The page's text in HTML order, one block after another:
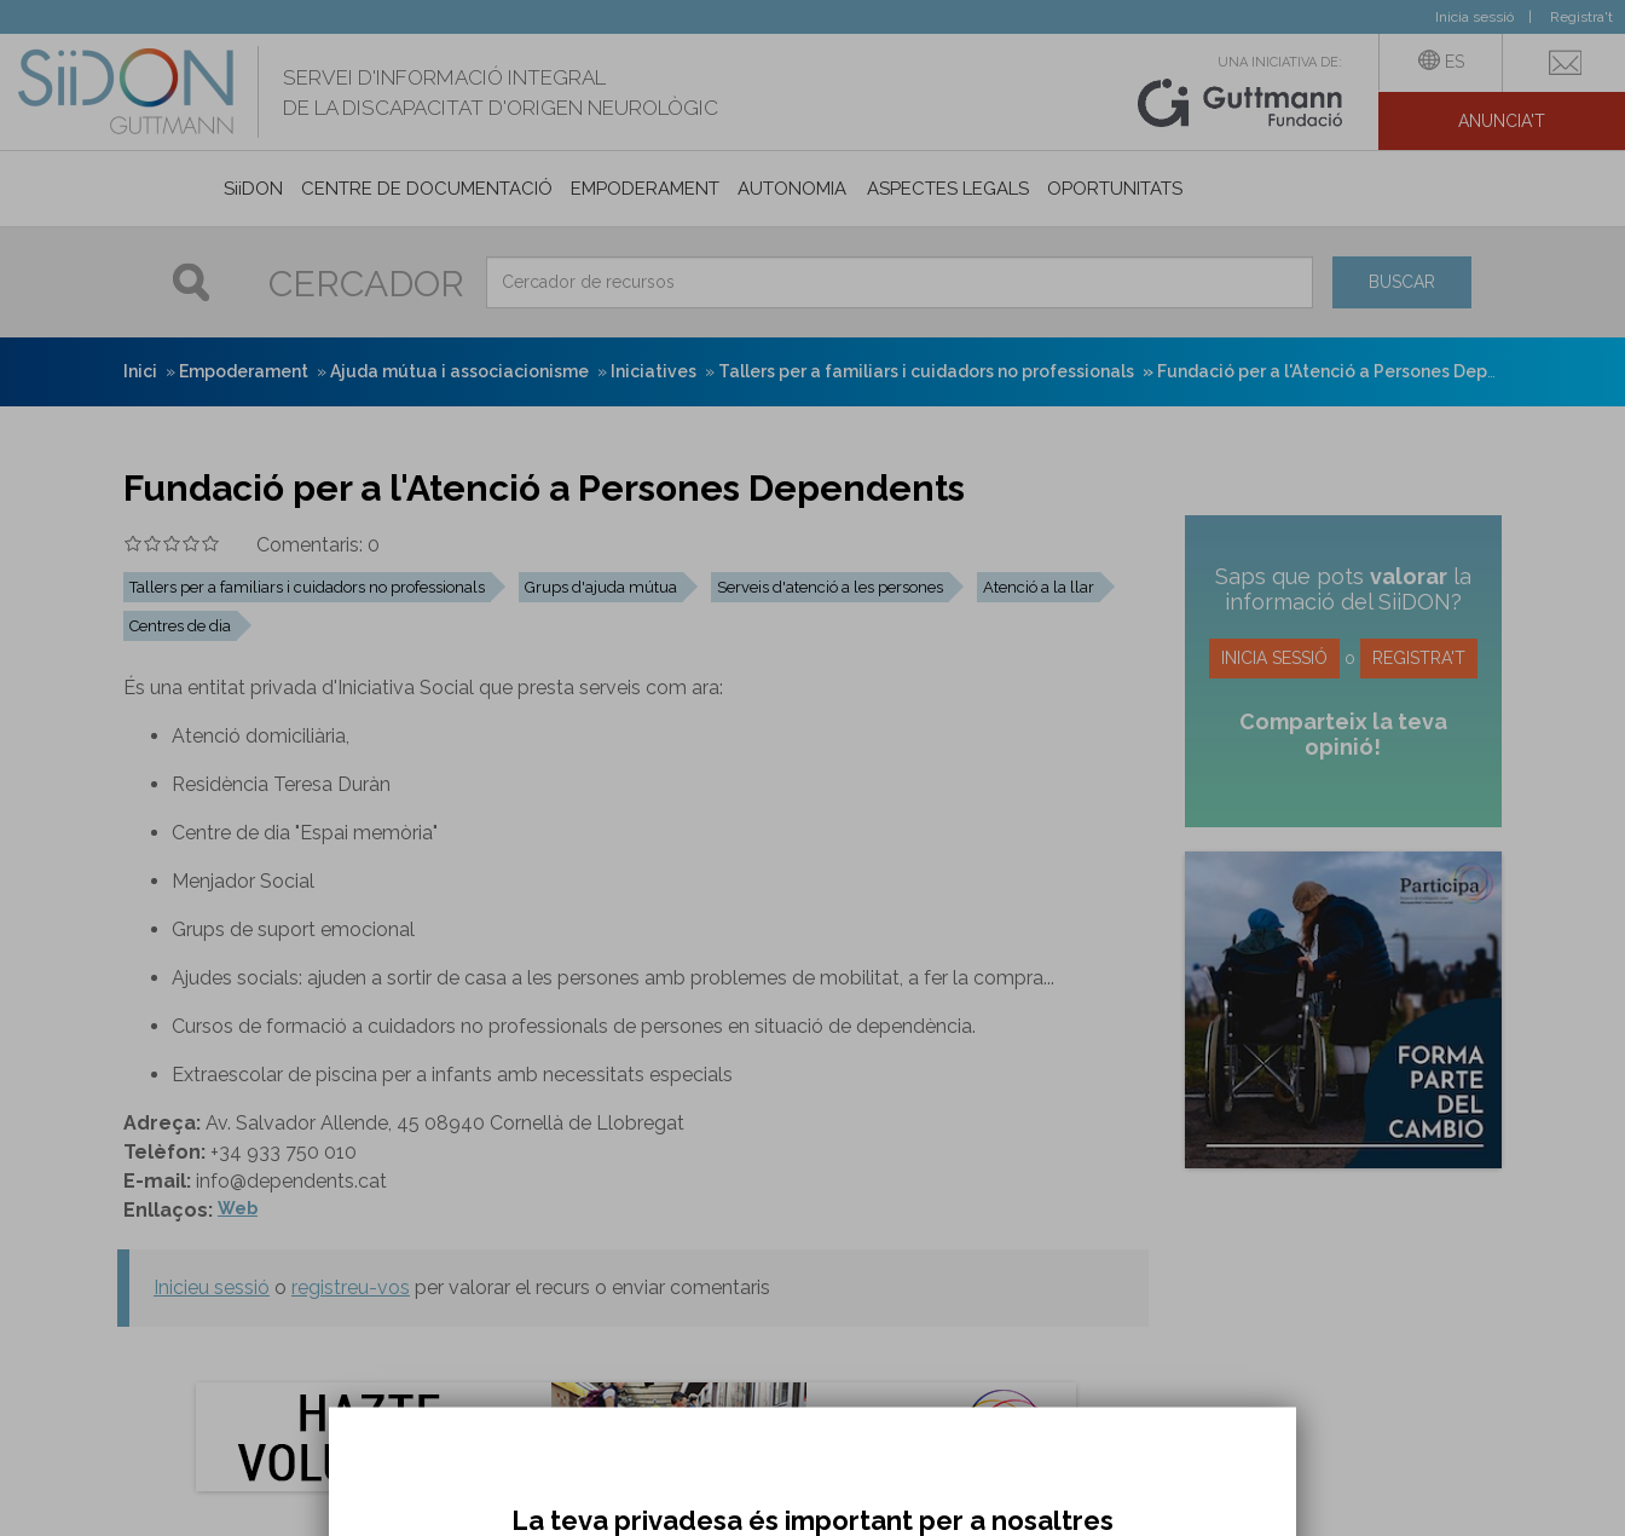
contingut
Inicia sessió Registra't
SERVEI D'INFORMACIÓ INTEGRAL
DE LA DISCAPACITAT D'ORIGEN NEUROLÒGIC
UNA INICIATIVA DE: ES
ANUNCIA'T
SiiDON CENTRE DE DOCUMENTACIÓ EMPODERAMENT AUTONOMIA PERSONAL I INCLUSIÓ SOCIAL
ASPECTES LEGALS OPORTUNITATS
CERCADOR BUSCAR
Inici Empoderament Ajuda mútua i associacionisme Iniciatives Tallers per a familiars i cuidadors no professionals Fundació per a l'Atenció a Persones Dependents
Fundació per a l'Atenció a Persones Dependents
Comentaris: 0
Tallers per a familiars i cuidadors no professionals Grups d'ajuda mútua Serveis d'atenció a les persones Atenció a la llar
Centres de dia
És una entitat privada d'Iniciativa Social que presta serveis com ara:
Atenció domiciliària,
Residència Teresa Duràn
Centre de dia "Espai memòria"
Menjador Social
Grups de suport emocional
Ajudes socials: ajuden a sortir de casa a les persones amb problemes de mobilitat, a fer la compra...
Cursos de formació a cuidadors no professionals de persones en situació de dependència.
Extraescolar de piscina per a infants amb necessitats especials
Adreça: Av. Salvador Allende, 45 08940 Cornellà de Llobregat
Telèfon: +34 933 750 010
E-mail: info@dependents.cat
Enllaços: Web
Inicieu sessió o registreu-vos per valorar el recurs o enviar comentaris
Saps que pots valorarla
informació del SiiDON?
INICIA SESSIÓ o REGISTRA'T
Comparteix la teva
opinió!
La teva privadesa és important per a nosaltres